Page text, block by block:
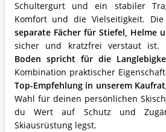
Schultergurt und ein stabiler
Komfort und die Vielseitigkeit.
separate Fächer für Stiefel, Helme
sicher und kratzfrei verstaut ist.
Boden spricht für die
Kombination praktischer
Top-Empfehlung in unserem
Wahl für deinen persönlichen
du Wert auf Schutz und
Skiausrüstung legst.